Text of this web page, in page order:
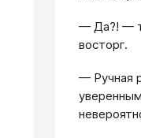
— Да?! —
восторг.
— Ручная